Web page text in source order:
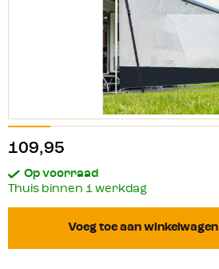
109,95
Op voorraad
Thuis binnen 1 werkdag
Voeg toe aan winkelwagen